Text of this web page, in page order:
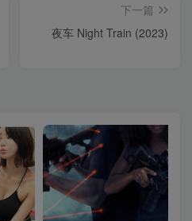
下一篇
夜车 Night Train (2023)